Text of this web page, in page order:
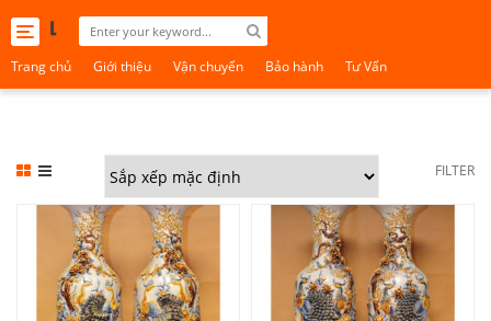
Toggle
navigation
Trang chủ Giới thiệu Vận chuyển Bảo hành Tư Vấn
FILTER